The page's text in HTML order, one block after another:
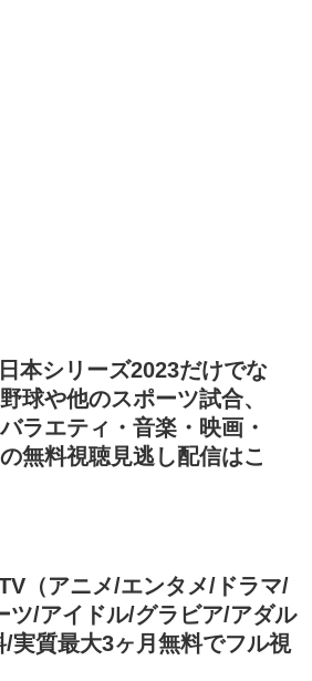
本シリーズ2023だけでな
球や他のスポーツ試合、
ラエティ・音楽・映画・
無料視聴見逃し配信はこ
（アニメ/エンタメ/ドラマ/
ツ/アイドル/グラビア/アダル
/実質最大3ヶ月無料でフル視